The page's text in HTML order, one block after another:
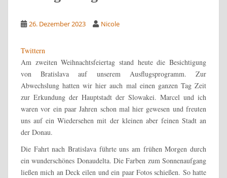
26. Dezember 2023 Nicole
Twittern
Am zweiten Weihnachtsfeiertag stand heute die Besichtigung
von Bratislava auf unserem Ausflugsprogramm. Zur
Abwechslung hatten wir hier auch mal einen ganzen Tag Zeit
zur Erkundung der Hauptstadt der Slowakei. Marcel und ich
waren vor ein paar Jahren schon mal hier gewesen und freuten
uns auf ein Wiedersehen mit der kleinen aber feinen Stadt an
der Donau.
Die Fahrt nach Bratislava führte uns am frühen Morgen durch
ein wunderschönes Donaudelta. Die Farben zum Sonnenaufgang
ließen mich an Deck eilen und ein paar Fotos schießen. So hatte